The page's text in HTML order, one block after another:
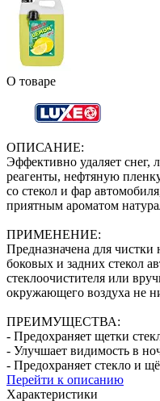
О товаре
ОПИСАНИЕ:
Эффективно удаляет снег,
реагенты, нефтяную
со стекол и фар
приятным ароматом
ПРИМЕНЕНИЕ:
Предназначена для
боковых и задних стекол
стеклоочистителя или
окружающего воздуха не
ПРЕИМУЩЕСТВА:
- Предохраняет щетки
- Улучшает видимость в
- Предохраняет стекло и
Перейти к описанию
Характеристики